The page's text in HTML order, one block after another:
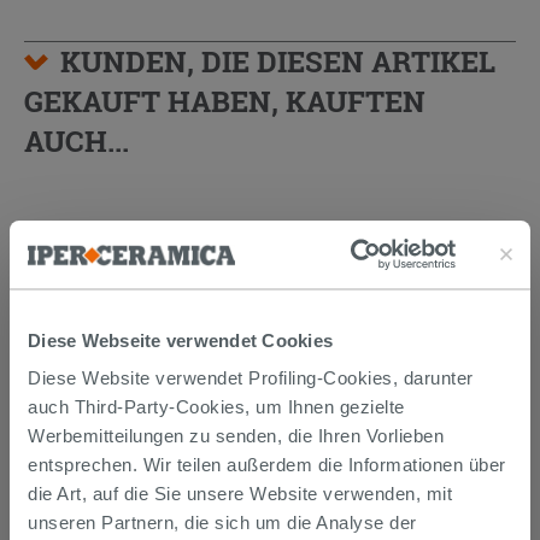
Diese Webseite verwendet Cookies
Diese Website verwendet Profiling-Cookies, darunter
auch Third-Party-Cookies, um Ihnen gezielte
Werbemitteilungen zu senden, die Ihren Vorlieben
entsprechen. Wir teilen außerdem die Informationen über
die Art, auf die Sie unsere Website verwenden, mit
unseren Partnern, die sich um die Analyse der
KUNDEN, DIE DIESEN ARTIKEL
GEKAUFT HABEN, KAUFTEN
AUCH...
SIPHONPLATZSPARENDUNTER
WASCHTISCH AUS POLYPROPYLEN
WEISS